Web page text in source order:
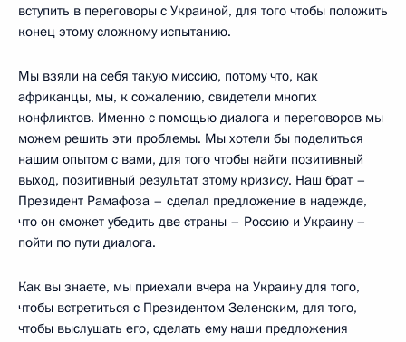
вступить в переговоры с Украиной, для того чтобы положить
конец этому сложному испытанию.
Мы взяли на себя такую миссию, потому что, как
африканцы, мы, к сожалению, свидетели многих
конфликтов. Именно с помощью диалога и переговоров мы
можем решить эти проблемы. Мы хотели бы поделиться
нашим опытом с вами, для того чтобы найти позитивный
выход, позитивный результат этому кризису. Наш брат –
Президент Рамафоза – сделал предложение в надежде,
что он сможет убедить две страны – Россию и Украину –
пойти по пути диалога.
Как вы знаете, мы приехали вчера на Украину для того,
чтобы встретиться с Президентом Зеленским, для того,
чтобы выслушать его, сделать ему наши предложения